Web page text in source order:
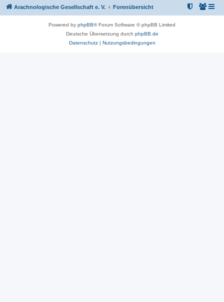
Arachnologische Gesellschaft e. V. Forenübersicht
Powered by phpBB® Forum Software © phpBB Limited
Deutsche Übersetzung durch phpBB.de
Datenschutz| Nutzungsbedingungen